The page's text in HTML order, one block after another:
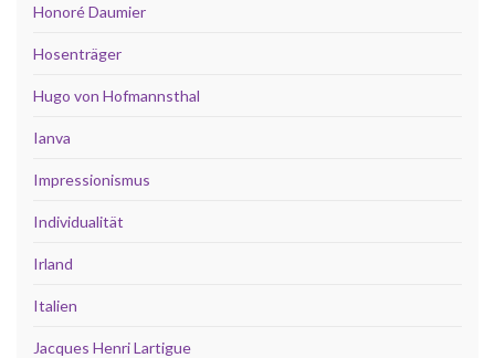
Honoré Daumier
Hosenträger
Hugo von Hofmannsthal
Ianva
Impressionismus
Individualität
Irland
Italien
Jacques Henri Lartigue